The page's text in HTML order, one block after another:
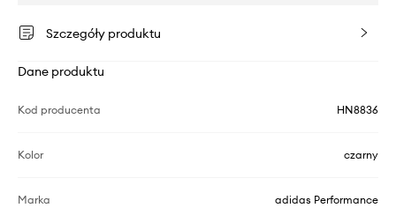
Szczegóły produktu
Dane produktu
Kod producenta HN8836
Kolor czarny
Marka adidas Performance